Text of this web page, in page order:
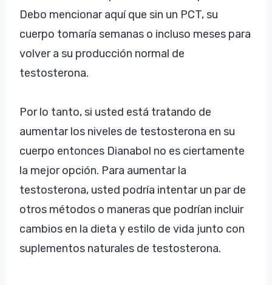
Debo mencionar aquí que sin un PCT, su
cuerpo tomaría semanas o incluso meses para
volver a su producción normal de
testosterona.
Por lo tanto, si usted está tratando de
aumentar los niveles de testosterona en su
cuerpo entonces Dianabol no es ciertamente
la mejor opción. Para aumentar la
testosterona, usted podría intentar un par de
otros métodos o maneras que podrían incluir
cambios en la dieta y estilo de vida junto con
suplementos naturales de testosterona.